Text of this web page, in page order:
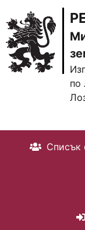
по
Списък